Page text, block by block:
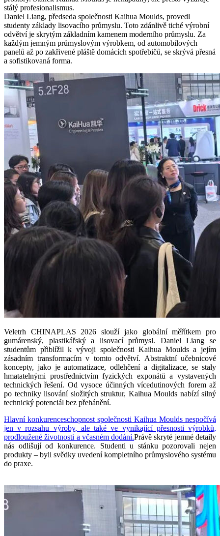
stálý profesionalismus.
Daniel Liang, předseda společnosti Kaihua Moulds, provedl
studenty základy lisovacího průmyslu. Toto zdánlivě tiché výrobní
odvětví je skrytým základním kamenem moderního průmyslu. Za
každým jemným průmyslovým výrobkem, od automobilových
panelů až po zakřivené pláště domácích spotřebičů, se skrývá přesná
a sofistikovaná forma.
Veletrh CHINAPLAS 2026 slouží jako globální měřítkem pro
gumárenský, plastikářský a lisovací průmysl. Daniel Liang se
studentům přiblížil k vývoji společnosti Kaihua Moulds a jejím
zásadním transformacím v tomto odvětví. Abstraktní učebnicové
koncepty, jako je automatizace, odlehčení a digitalizace, se staly
hmatatelnými prostřednictvím fyzických exponátů a vystavených
technických řešení. Od vysoce účinných vícedutinových forem až
po techniky lisování složitých struktur, Kaihua Moulds nabízí silný
technický potenciál bez přehánění.
Hlavní konkurenceschopnost společnosti Kaihua Moulds nespočívá
jen v rozsahu výroby, ale také ve vynikající přesnosti výrobků,
prodloužené životnosti a včasném dodání.Právě skryté jemné detaily
nás odlišují od konkurence. Studenti u stánku pozorovali nejen
produkty – byli svědky uvedení kompletního průmyslového systému
do praxe.